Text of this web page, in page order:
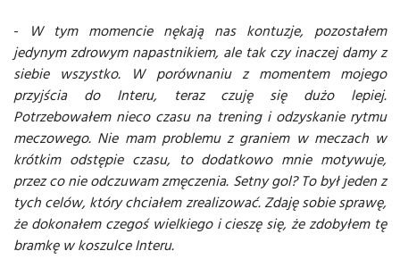
-
W tym momencie nękają nas kontuzje, pozostałem
jedynym zdrowym napastnikiem, ale tak czy inaczej damy z
siebie wszystko. W porównaniu z momentem mojego
przyjścia do Interu, teraz czuję się dużo lepiej.
Potrzebowałem nieco czasu na trening i odzyskanie rytmu
meczowego. Nie mam problemu z graniem w meczach w
krótkim odstępie czasu, to dodatkowo mnie motywuje,
przez co nie odczuwam zmęczenia. Setny gol? To był jeden z
tych celów, który chciałem zrealizować. Zdaję sobie sprawę,
że dokonałem czegoś wielkiego i cieszę się, że zdobyłem tę
bramkę w koszulce Interu.